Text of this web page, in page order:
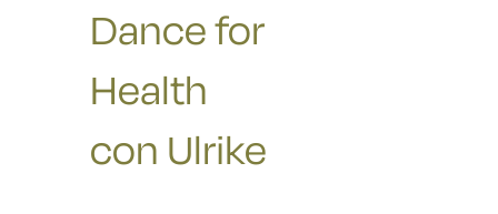
Dance for
Health
con Ulrike